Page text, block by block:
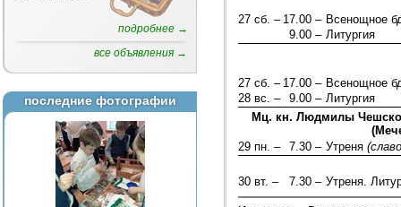
подробнее →
все объявления →
последние фотографии
27 сб. – 17.00 – Всенощное
9.00 – Литургия
27 сб. – 17.00 – Всенощное
28 вс. –
9.00 – Литургия
Мц. кн. Людмилы
29 пн. –
7.30 – Утреня
30 вт. – 7.30 – Утреня.